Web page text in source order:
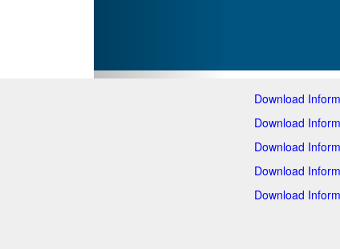
Download
Download
Download
Download
Download